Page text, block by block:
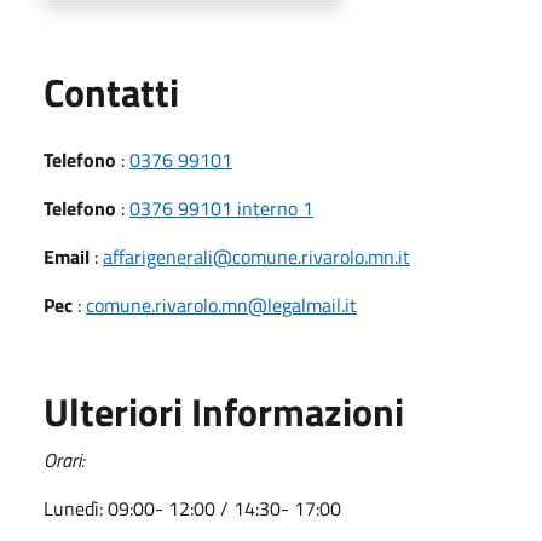
Contatti
Telefono :0376 99101
Telefono :0376 99101 interno 1
Email :affarigenerali@comune.rivarolo.mn.it
Pec :comune.rivarolo.mn@legalmail.it
Ulteriori Informazioni
Orari:
Lunedì: 09:00- 12:00 / 14:30- 17:00